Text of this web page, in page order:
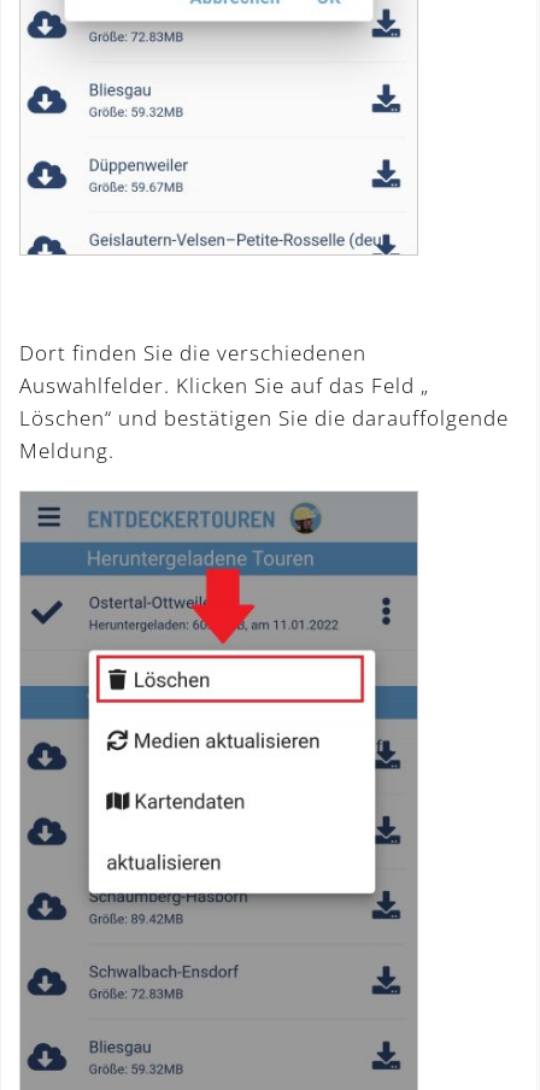
Dort finden Sie die verschiedenen
Auswahlfelder. Klicken Sie auf das Feld „
Löschen“ und bestätigen Sie die darauffolgende
Meldung.